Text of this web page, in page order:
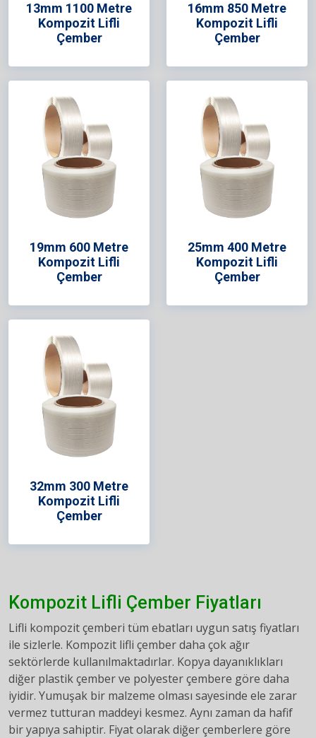
13mm 1100 Metre
Kompozit Lifli
Çember
16mm 850 Metre
Kompozit Lifli
Çember
19mm 600 Metre
Kompozit Lifli
Çember
25mm 400 Metre
Kompozit Lifli
Çember
32mm 300 Metre
Kompozit Lifli
Çember
Kompozit Lifli Çember Fiyatları
Lifli kompozit çemberi tüm ebatları uygun satış fiyatları
ile sizlerle. Kompozit lifli çember daha çok ağır
sektörlerde kullanılmaktadırlar. Kopya dayanıklıkları
diğer plastik çember ve polyester çembere göre daha
iyidir. Yumuşak bir malzeme olması sayesinde ele zarar
vermez tutturan maddeyi kesmez. Aynı zaman da hafif
bir yapıya sahiptir. Fiyat olarak diğer çemberlere göre